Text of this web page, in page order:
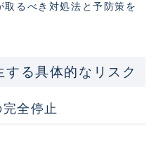
るべき対処法と予防策を
する具体的なリスク
全停止